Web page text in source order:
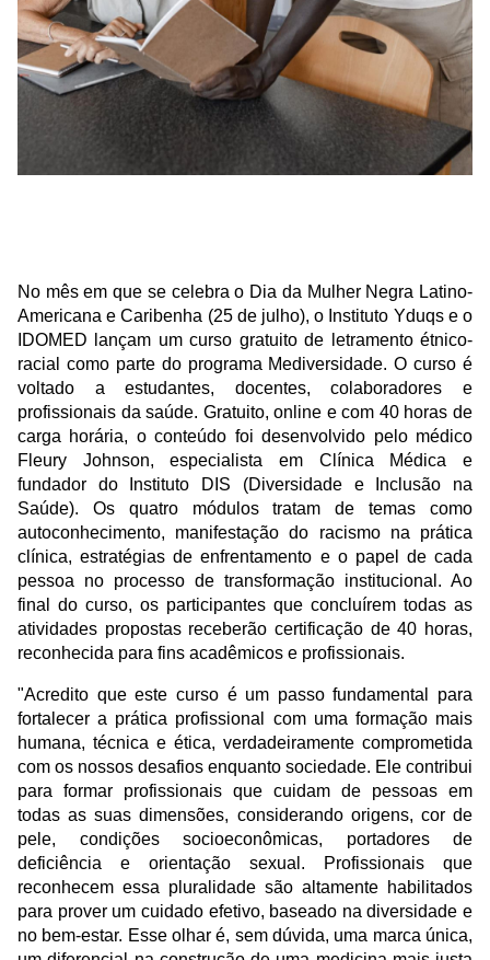
No mês em que se celebra o Dia da Mulher Negra Latino-
Americana e Caribenha (25 de julho), o Instituto Yduqs e o
IDOMED lançam um curso gratuito de letramento étnico-
racial como parte do programa Mediversidade. O curso é
voltado a estudantes, docentes, colaboradores e
profissionais da saúde. Gratuito, online e com 40 horas de
carga horária, o conteúdo foi desenvolvido pelo médico
Fleury Johnson, especialista em Clínica Médica e
fundador do Instituto DIS (Diversidade e Inclusão na
Saúde). Os quatro módulos tratam de temas como
autoconhecimento, manifestação do racismo na prática
clínica, estratégias de enfrentamento e o papel de cada
pessoa no processo de transformação institucional. Ao
final do curso, os participantes que concluírem todas as
atividades propostas receberão certificação de 40 horas,
reconhecida para fins acadêmicos e profissionais.
"Acredito que este curso é um passo fundamental para
fortalecer a prática profissional com uma formação mais
humana, técnica e ética, verdadeiramente comprometida
com os nossos desafios enquanto sociedade. Ele contribui
para formar profissionais que cuidam de pessoas em
todas as suas dimensões, considerando origens, cor de
pele, condições socioeconômicas, portadores de
deficiência e orientação sexual. Profissionais que
reconhecem essa pluralidade são altamente habilitados
para prover um cuidado efetivo, baseado na diversidade e
no bem-estar. Esse olhar é, sem dúvida, uma marca única,